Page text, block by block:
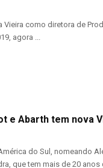
Vieira como diretora de
agora ...
e Abarth tem nova
do Sul, nomeando
que tem mais de 20 anos